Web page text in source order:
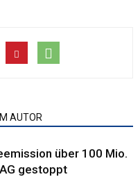
AUTOR
über 100 Mio.
gestoppt